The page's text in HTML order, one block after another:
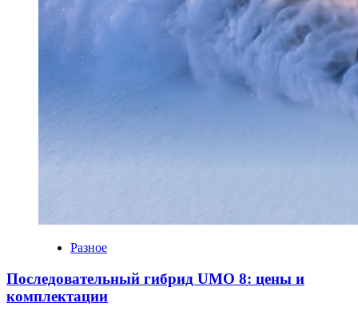
Разное
Последовательный гибрид UMO 8: цены и
комплектации